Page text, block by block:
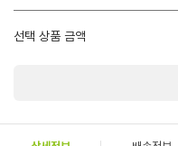
선택 상품 금액